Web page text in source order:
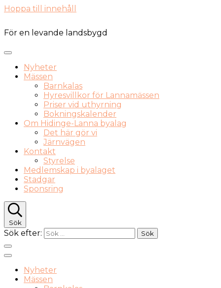
Hoppa till innehåll
För en levande landsbygd
Nyheter
Mässen
Barnkalas
Hyresvillkor för Lannamässen
Priser vid uthyrning
Bokningskalender
Om Hidinge-Lanna byalag
Det här gör vi
Järnvägen
Kontakt
Styrelse
Medlemskap i byalaget
Stadgar
Sponsring
Sök
Sök efter:
Nyheter
Mässen